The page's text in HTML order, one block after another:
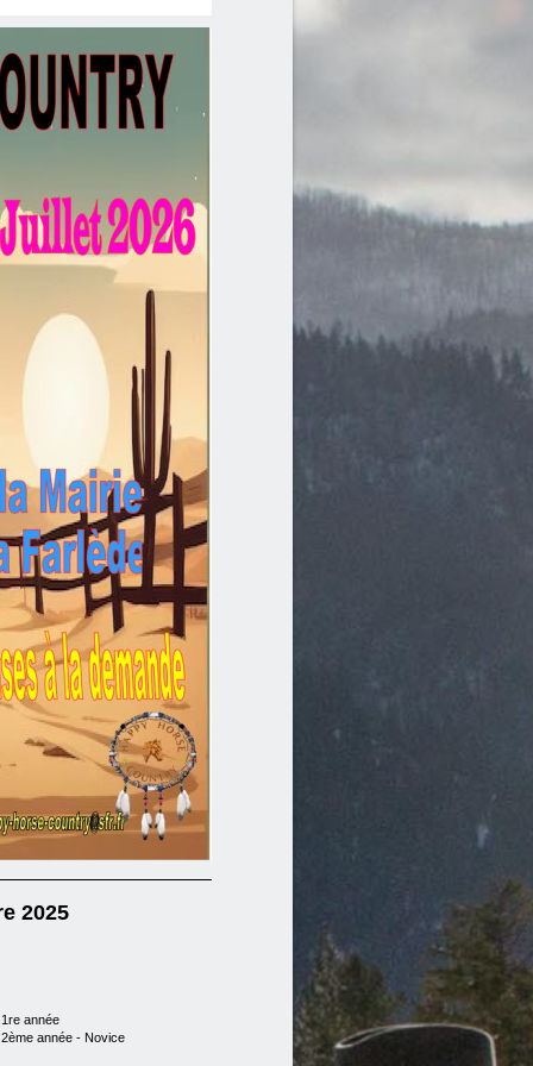
2025
année
année - Novice